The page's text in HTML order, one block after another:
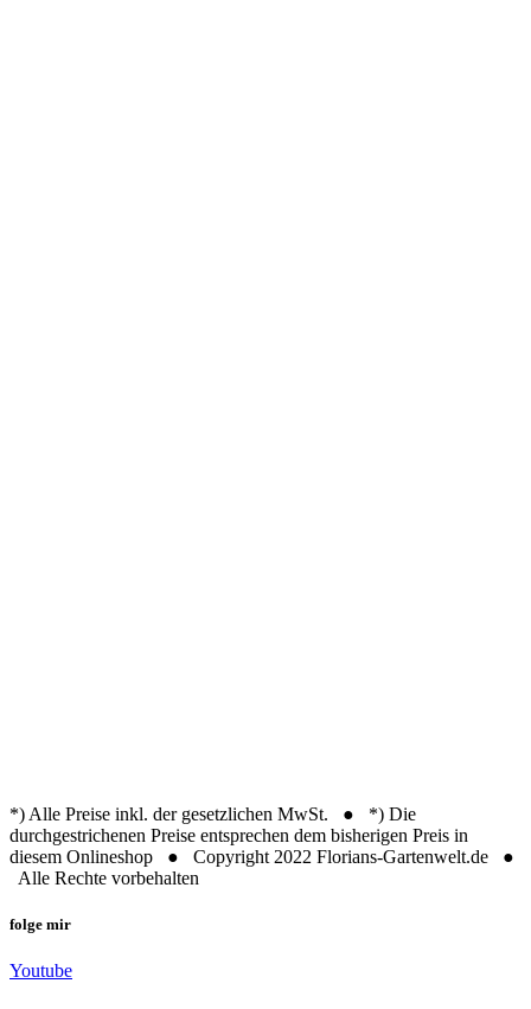
*) Alle Preise inkl. der gesetzlichen MwSt. ● *) Die
durchgestrichenen Preise entsprechen dem bisherigen Preis in
diesem Onlineshop ● Copyright 2022 Florians-Gartenwelt.de ●
Alle Rechte vorbehalten
folge mir
Youtube